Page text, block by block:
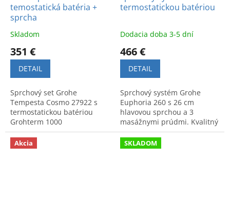
temostatická batéria +
sprcha
Skladom
351 €
DETAIL
Sprchový set Grohe
Tempesta Cosmo 27922 s
termostatickou batériou
Grohterm 1000
Cosmopolitan. Obsahuje
hlavovú a ručnú sprchu pre
konštantnú teplotu a
termostatickou batériou
Dodacia doba 3-5 dní
466 €
DETAIL
Sprchový systém Grohe
Euphoria 260 s 26 cm
hlavovou sprchou a 3
masážnymi prúdmi. Kvalitný
a moderný dizajn do
kúpeľne. Kód produktu:
27296002.
Akcia SKLADOM